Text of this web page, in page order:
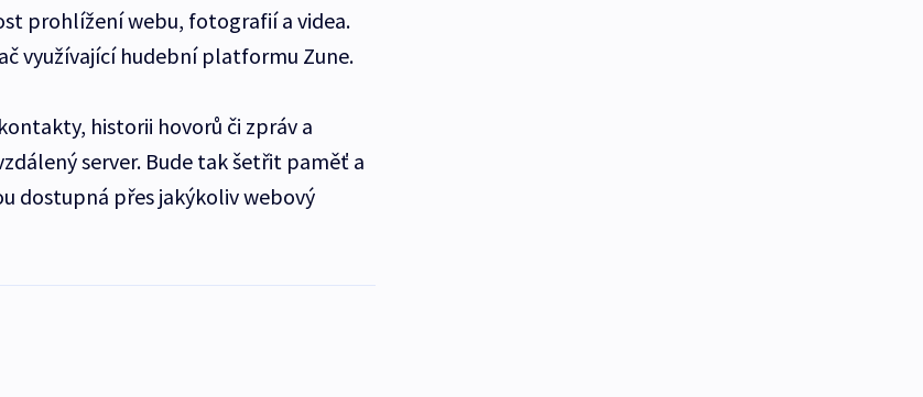
prohlížení webu, fotografií a videa.
využívající hudební platformu Zune.
historii hovorů či zpráv a
server. Bude tak šetřit paměť a
dostupná přes jakýkoliv webový